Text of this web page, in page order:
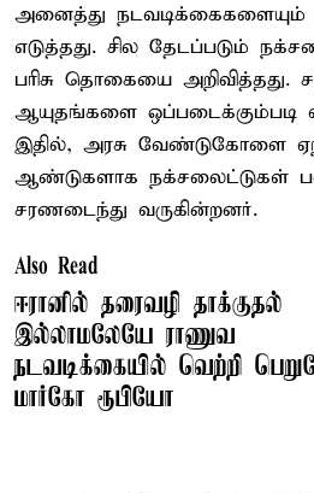
அனைத்து நடவடிக்கைகளையும்
எடுத்தது. சில தேடப்படும்
பரிசு தொகையை அறிவித்தது.
ஆயுதங்களை ஒப்படைக்கும்படி
இதில், அரசு வேண்டுகோளை
ஆண்டுகளாக நக்சலைட்டுகள்
சரணடைந்து வருகின்றனர்.
Also Read
ஈரானில் தரைவழி தாக்குதல்
இல்லாமலேயே ராணுவ
நடவடிக்கையில் வெற்றி
மார்கோ ரூபியோ